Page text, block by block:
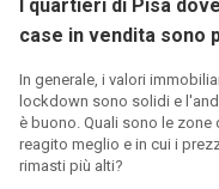
I quartieri di Pisa
case in vendita sono
In generale, i valori
lockdown sono solidi e
è buono. Quali sono le zone
reagito meglio e in cui i
rimasti più alti?